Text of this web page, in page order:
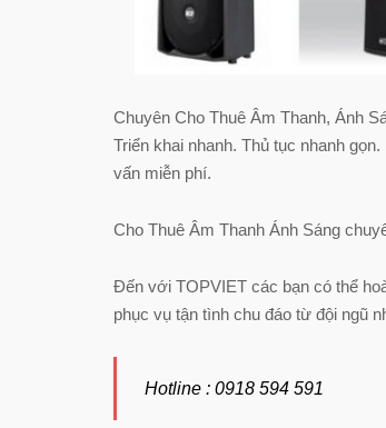
Chuyên Cho Thuê Âm Thanh, Ánh
Triển khai nhanh. Thủ tục nhanh
vấn miễn phí.
Cho Thuê Âm Thanh Ánh Sáng
Đến với TOPVIET các bạn có thể
phục vụ tận tình chu đáo từ đội ngũ
Hotline : 0918 594 591